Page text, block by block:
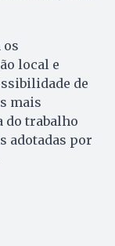
os
local e
de
mais
do trabalho
adotadas por